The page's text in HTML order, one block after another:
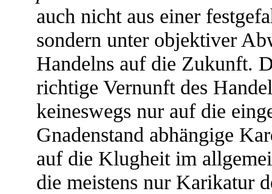
auch nicht aus einer
sondern unter objektiver
Handelns auf die Zukunft.
richtige Vernunft des
keineswegs nur auf die
Gnadenstand abhängige
auf die Klugheit im
die meistens nur Karikatur